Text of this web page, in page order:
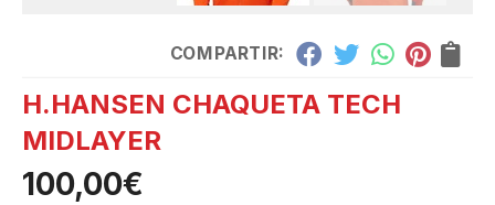
COMPARTIR:
H.HANSEN CHAQUETA TECH
MIDLAYER
100,00€